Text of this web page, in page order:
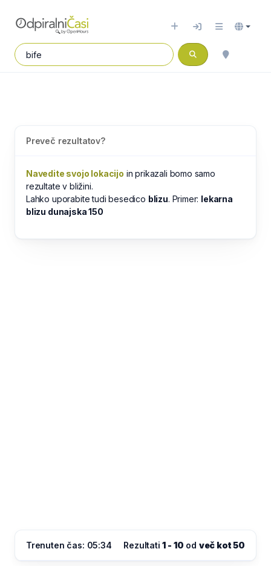
Preveč rezultatov?
Navedite svojo lokacijo in prikazali bomo samo
rezultate v bližini.
Lahko uporabite tudi besedico blizu. Primer: lekarna
blizu dunajska 150
Trenuten čas: 05:34 Rezultati1 - 10 od več kot 50